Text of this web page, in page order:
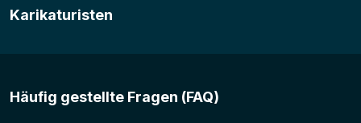
Karikaturisten
Häufig gestellte Fragen (FAQ)